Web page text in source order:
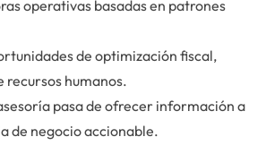
operativas basadas en patrones
de optimización fiscal,
recursos humanos.
pasa de ofrecer información a
de negocio accionable.